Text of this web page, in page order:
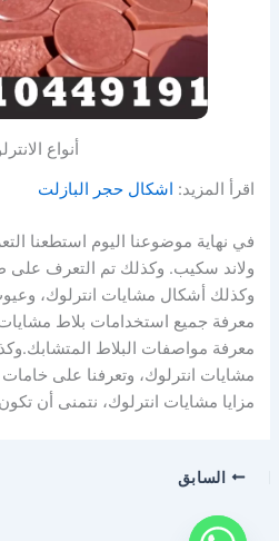
أنواع
اقرأ المزيد: اشكال حجر البازلت
في نهاية موضوعنا اليوم استطعنا
ولاند سكيب. وكذلك تم التعرف على
وكذلك أشكال مشايات انترلوك،
معرفة جميع استخدامات بلاط مشايات
معرفة مواصفات البلاط
مشايات انترلوك، وتعرفنا على
مزايا مشايات انترلوك، نتمنى أن
السابق